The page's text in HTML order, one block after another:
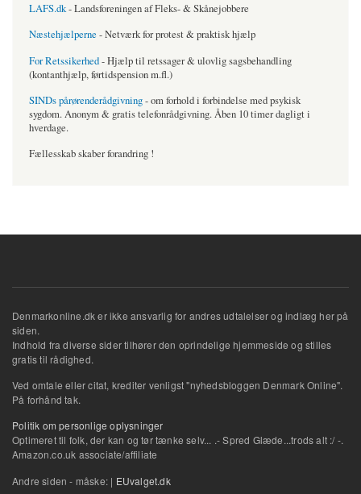
LAFS.dk- Landsforeningen af Fleks- & Skånejobbere
Næstehjælperne - Netværk for protest & praktisk hjælp
For Retssikerhed- Hjælp til retssager & ulovlig sagsbehandling
(kontanthjælp, førtidspension m.fl.)
SINDs pårørenderådgivning- om forhold i forbindelse med psykisk
sygdom. Anonym & gratis telefonrådgivning. Åben 10 timer dagligt i
hverdage.
Fællesskab skaber forandring !
Denmarkonline.dk er ikke ansvarlig for andres udtalelser og indlæg her på
siden.
Indhold fra diverse sider tilhører den oprindelige hjemmeside og stilles
gratis til rådighed.
Ved omtale eller citat, krediter venligst "nyhedsbloggen Denmark Online".
På forhånd tak.
Politik om personlige oplysninger
Optimeret til folk, der kan og tør tænke selv... .- Spred Glæde...trods alt :/ -.
Amazon.co.uk associate/affiliate
Andre siden - måske: | EUvalget.dk